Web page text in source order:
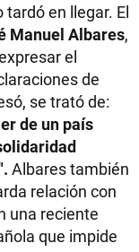
en llegar. El
Manuel Albares,
el
de
se trató de:
de un país
Albares también
relación con
una reciente
que impide